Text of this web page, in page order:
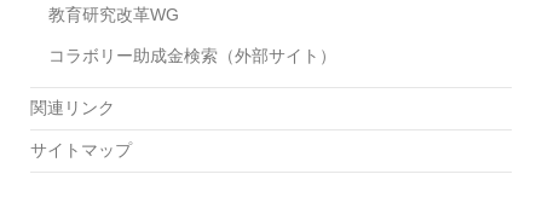
教育研究改革WG
コラボリー助成金検索（外部サイト）
関連リンク
サイトマップ